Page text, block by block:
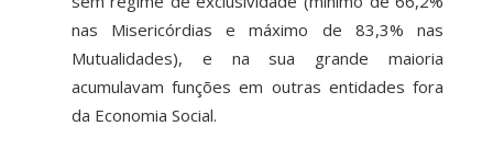
nas Misericórdias e máximo de 83,3% nas
Mutualidades), e na sua grande maioria
acumulavam funções em outras entidades fora
da Economia Social.